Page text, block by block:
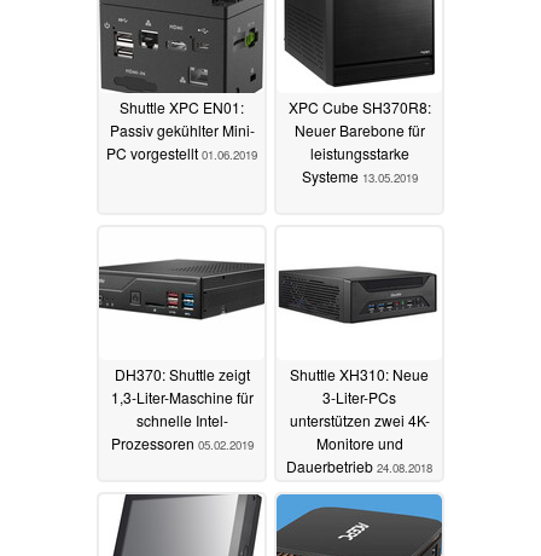
Shuttle XPC EN01:
Passiv gekühlter Mini-
PC vorgestellt 01.06.2019
XPC Cube SH370R8:
Neuer Barebone für
leistungsstarke
Systeme 13.05.2019
DH370: Shuttle zeigt
1,3-Liter-Maschine für
schnelle Intel-
Prozessoren 05.02.2019
Shuttle XH310: Neue
3-Liter-PCs
unterstützen zwei 4K-
Monitore und
Dauerbetrieb 24.08.2018